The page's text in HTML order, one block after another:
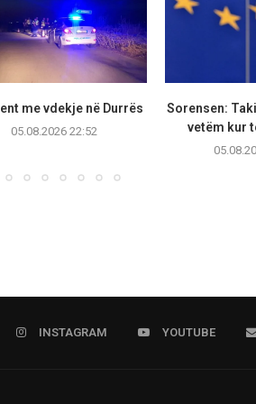
me vdekje në Durrës
05.08.2026 22:52
Sorensen:
vetëm kur
INSTAGRAM YOUTUBE